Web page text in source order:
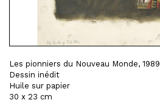
Les pionniers du Nouveau Monde, 1989
Dessin inédit
Huile sur papier
30 x 23 cm